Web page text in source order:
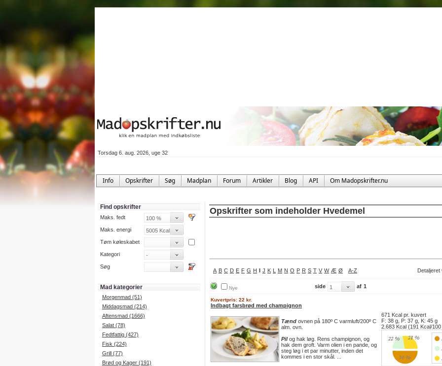
Torsdag 6. aug. 2026, uge 32
Info Opskrifter Søg Madplan Forum Artikler Blog API Om Madopskrifter.nu
Find opskrifter
Maks. fedt
Maks. energi
Tøm køleskabet
Kategori
Søg
Mad kategorier
Morgenmad (51)
Middagsmad (214)
Aftensmad (1666)
Salat (78)
Fedtfattig (427)
Fisk (224)
Grill (77)
Brød og Kager (191)
Opskrifter som indeholder Hvedemel
A B C D E F G H I J K L M N O P R S T V W Æ Ø A-Z Detaljeret
Nye side af 1
Kuvertpris: 22 kr.
Indbagt farsbrød med champignon
Tænd ovnen på 180º C varmluft/200º C
alm. ovn.
Pilog hak løg. Rens champignon, og
hak dem groft. Varm olien i en pande, og
steg løg i et par minutter, inden det
kommes i en stor skål. ...
671 Kcal pr. kuvert
F: 38 g, P: 37 g, K: 45 g
2.683 Kcal (191 Kcal/100